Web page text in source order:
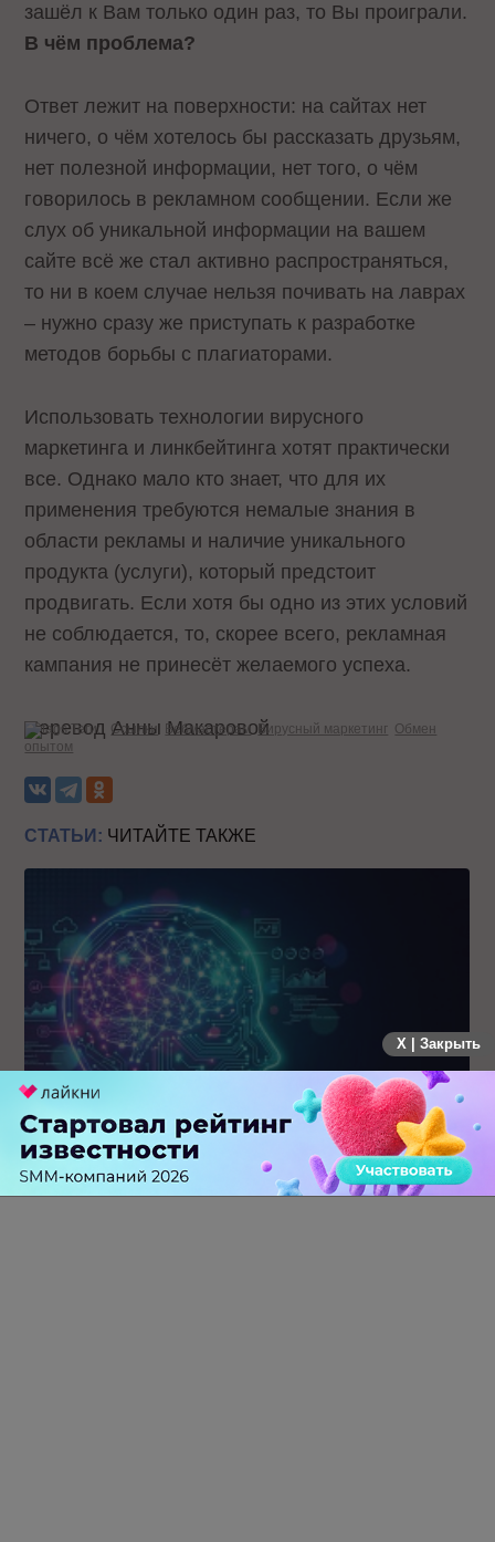
зашёл к Вам только один раз, то Вы проиграли.
В чём проблема?
Ответ лежит на поверхности: на сайтах нет
ничего, о чём хотелось бы рассказать друзьям,
нет полезной информации, нет того, о чём
говорилось в рекламном сообщении. Если же
слух об уникальной информации на вашем
сайте всё же стал активно распространяться,
то ни в коем случае нельзя почивать на лаврах
– нужно сразу же приступать к разработке
методов борьбы с плагиаторами.
Использовать технологии вирусного
маркетинга и линкбейтинга хотят практически
все. Однако мало кто знает, что для их
применения требуются немалые знания в
области рекламы и наличие уникального
продукта (услуги), который предстоит
продвигать. Если хотя бы одно из этих условий
не соблюдается, то, скорее всего, рекламная
кампания не принесёт желаемого успеха.
Перевод Анны Макаровой
Теги: Ссылки Вебмастерам Вирусный маркетинг Обмен
опытом
СТАТЬИ: ЧИТАЙТЕ ТАКЖЕ
После SEO начинается новая гонка. Почему AI Velocity
может стать главным KPI бизнеса в ближайшие пять лет
X | Закрыть